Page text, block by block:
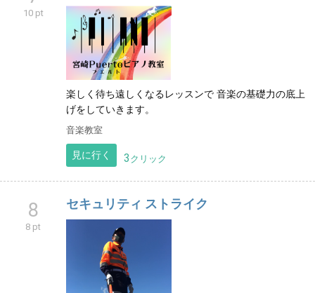
10 pt
楽しく待ち遠しくなるレッスンで 音楽の基礎力の底上
げをしていきます。
音楽教室
見に行く 3 クリック
8
8 pt
セキュリティ ストライク